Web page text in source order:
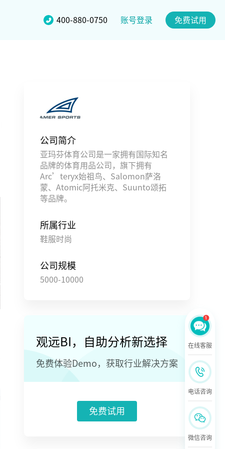
400-880-0750 账号登录 免费试用
公司简介
亚玛芬体育公司是一家拥有国际知名
品牌的体育用品公司，旗下拥有
Arc’teryx始祖鸟、Salomon萨洛
蒙、Atomic阿托米克、Suunto颂拓
等品牌。
所属行业
鞋服时尚
公司规模
5000-10000
观远BI，自助分析新选择
免费体验Demo，获取行业解决方案
免费试用
在线客服
电话咨询
微信咨询